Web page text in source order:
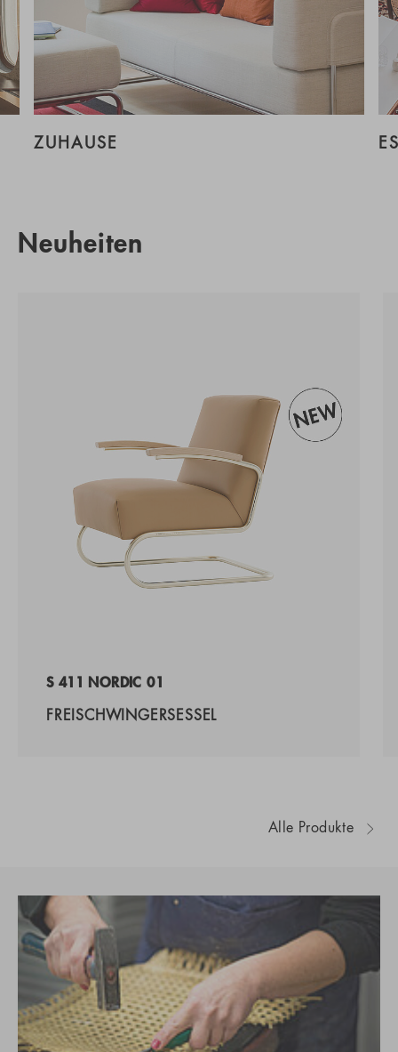
ZUHAUSE
Neuheiten
S 411 NORDIC 01
FREISCHWINGERSESSEL
Alle Produkte